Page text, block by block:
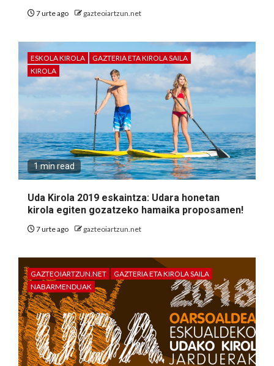
7 urte ago gazteoiartzun.net
ESKOLA KIROLA
GAZTERIA ETA KIROLA SAILA
KIROLA
1 min read
Uda Kirola 2019 eskaintza: Udara honetan
kirola egiten gozatzeko hamaika proposamen!
7 urte ago gazteoiartzun.net
GAZTEOIARTZUN.NET
GAZTERIA ETA KIROLA SAILA
NABARMENDUAK